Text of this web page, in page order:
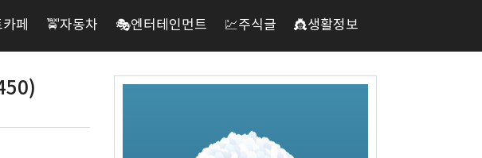
페 🚖자동차 🎭엔터테인먼트 💹주식글 👸생활정보